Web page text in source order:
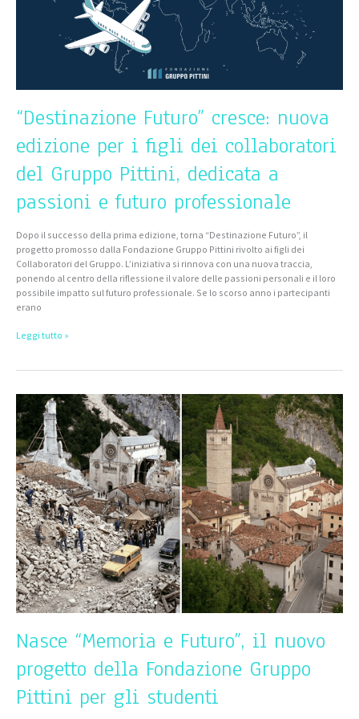
“Destinazione Futuro” cresce: nuova
edizione per i figli dei collaboratori
del Gruppo Pittini, dedicata a
passioni e futuro professionale
Dopo il successo della prima edizione, torna “Destinazione Futuro”, il
progetto promosso dalla Fondazione Gruppo Pittini rivolto ai figli dei
Collaboratori del Gruppo. L’iniziativa si rinnova con una nuova traccia,
ponendo al centro della riflessione il valore delle passioni personali e il loro
possibile impatto sul futuro professionale. Se lo scorso anno i partecipanti
erano
passioni
e
futuro
professionale
Leggi tutto »
Nasce “Memoria e Futuro”, il nuovo
progetto della Fondazione Gruppo
Pittini per gli studenti
Nasce
“Memoria
e
Futuro”,
il
nuovo
progetto
della
Fondazione
Gruppo
Pittini
per
gli
studenti